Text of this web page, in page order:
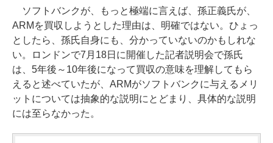
ソフトバンクが、もっと極端に言えば、孫正義氏が、
ARMを買収しようとした理由は、明確ではない。ひょっ
としたら、孫氏自身にも、分かっていないのかもしれな
い。ロンドンで7月18日に開催した記者説明会で孫氏
は、5年後～10年後になって買収の意味を理解してもら
えると述べていたが、ARMがソフトバンクに与えるメリ
ットについては抽象的な説明にとどまり、具体的な説明
には至らなかった。